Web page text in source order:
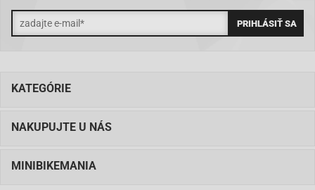
KATEGÓRIE
NAKUPUJTE U NÁS
MINIBIKEMANIA